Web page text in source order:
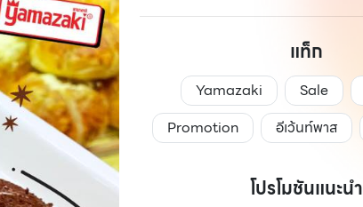
แท็ก
Yamazaki Sale
Promotion
อีเว้นท์พาส
โปรโมชันแนะนำ